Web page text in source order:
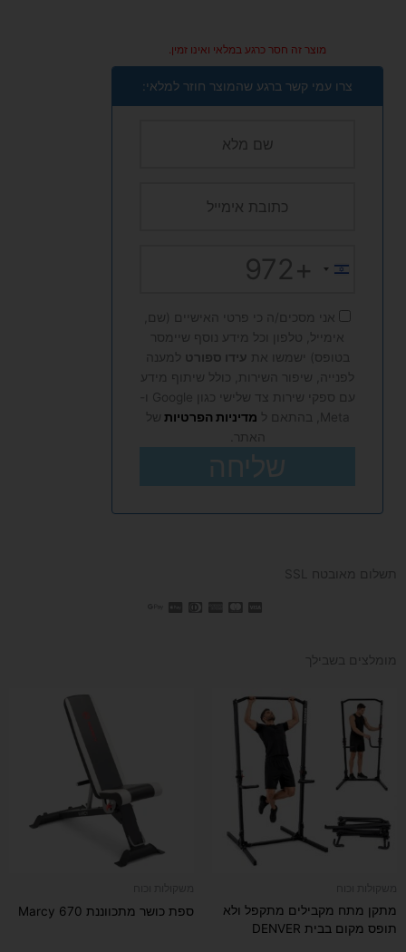
מוצר זה חסר כרגע במלאי ואינו זמין.
צרו עמי קשר ברגע שהמוצר חוזר למלאי:
Israel
+972
אני מסכים/ה כי פרטי האישיים (שם,
אימייל, טלפון וכל מידע נוסף שיימסר
בטופס) ישמשו את עידו ספורט למענה
לפנייה, שיפור השירות, כולל שיתוף מידע
Meta, בהתאם ל
מדיניות הפרטיות של
האתר.
שליחה
תשלום מאובטח SSL
מומלצים בשבילך
מתקן מתח מקבילים מתקפל ולא
תופס מקום בבית DENVER
₪1,290.
המחיר
הנוכחי
הוא:
ספת כושר מתכווננת Marcy 670